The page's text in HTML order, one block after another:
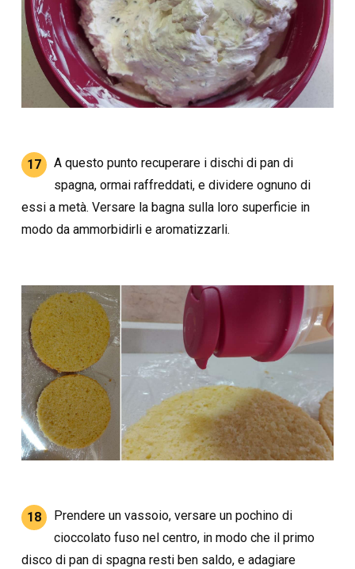
17
A questo punto recuperare i dischi di pan di
spagna, ormai raffreddati, e dividere ognuno di
essi a metà. Versare la bagna sulla loro superficie in
modo da ammorbidirli e aromatizzarli.
18
Prendere un vassoio, versare un pochino di
cioccolato fuso nel centro, in modo che il primo
disco di pan di spagna resti ben saldo, e adagiare